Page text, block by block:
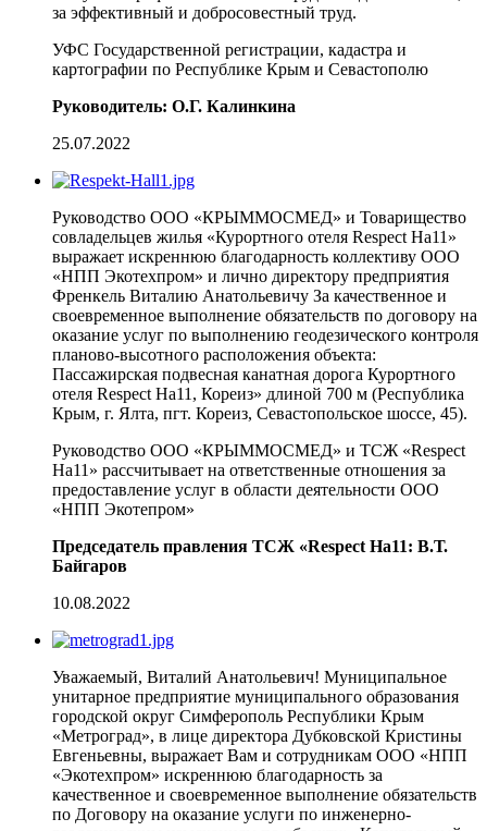
за эффективный и добросовестный труд.
УФС Государственной регистрации, кадастра и
картографии по Республике Крым и Севастополю
Руководитель: О.Г. Калинкина
25.07.2022
Руководство ООО «КРЫММОСМЕД» и Товарищество
совладельцев жилья «Курортного отеля Respect На11»
выражает искреннюю благодарность коллективу ООО
«НПП Экотехпром» и лично директору предприятия
Френкель Виталию Анатольевичу За качественное и
своевременное выполнение обязательств по договору на
оказание услуг по выполнению геодезического контроля
планово-высотного расположения объекта:
Пассажирская подвесная канатная дорога Курортного
отеля Respect На11, Кореиз» длиной 700 м (Республика
Крым, г. Ялта, пгт. Кореиз, Севастопольское шоссе, 45).
Руководство ООО «КРЫММОСМЕД» и ТСЖ «Respect
На11» рассчитывает на ответственные отношения за
предоставление услуг в области деятельности ООО
«НПП Экотепром»
Председатель правления ТСЖ «Respect На11: В.Т.
Байгаров
10.08.2022
Уважаемый, Виталий Анатольевич! Муниципальное
унитарное предприятие муниципального образования
городской округ Симферополь Республики Крым
«Метроград», в лице директора Дубковской Кристины
Евгеньевны, выражает Вам и сотрудникам ООО «НПП
«Экотехпром» искреннюю благодарность за
качественное и своевременное выполнение обязательств
по Договору на оказание услуги по инженерно-